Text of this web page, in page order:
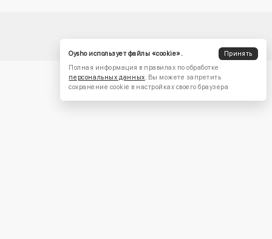
Oysho использует файлы «cookie».
Принять
Полная информация в правилах по обработке
персональных данных. Вы можете запретить
сохранение cookie в настройках своего браузера